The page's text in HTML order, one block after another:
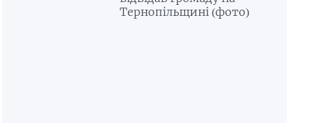
Тернопільщині (фото)